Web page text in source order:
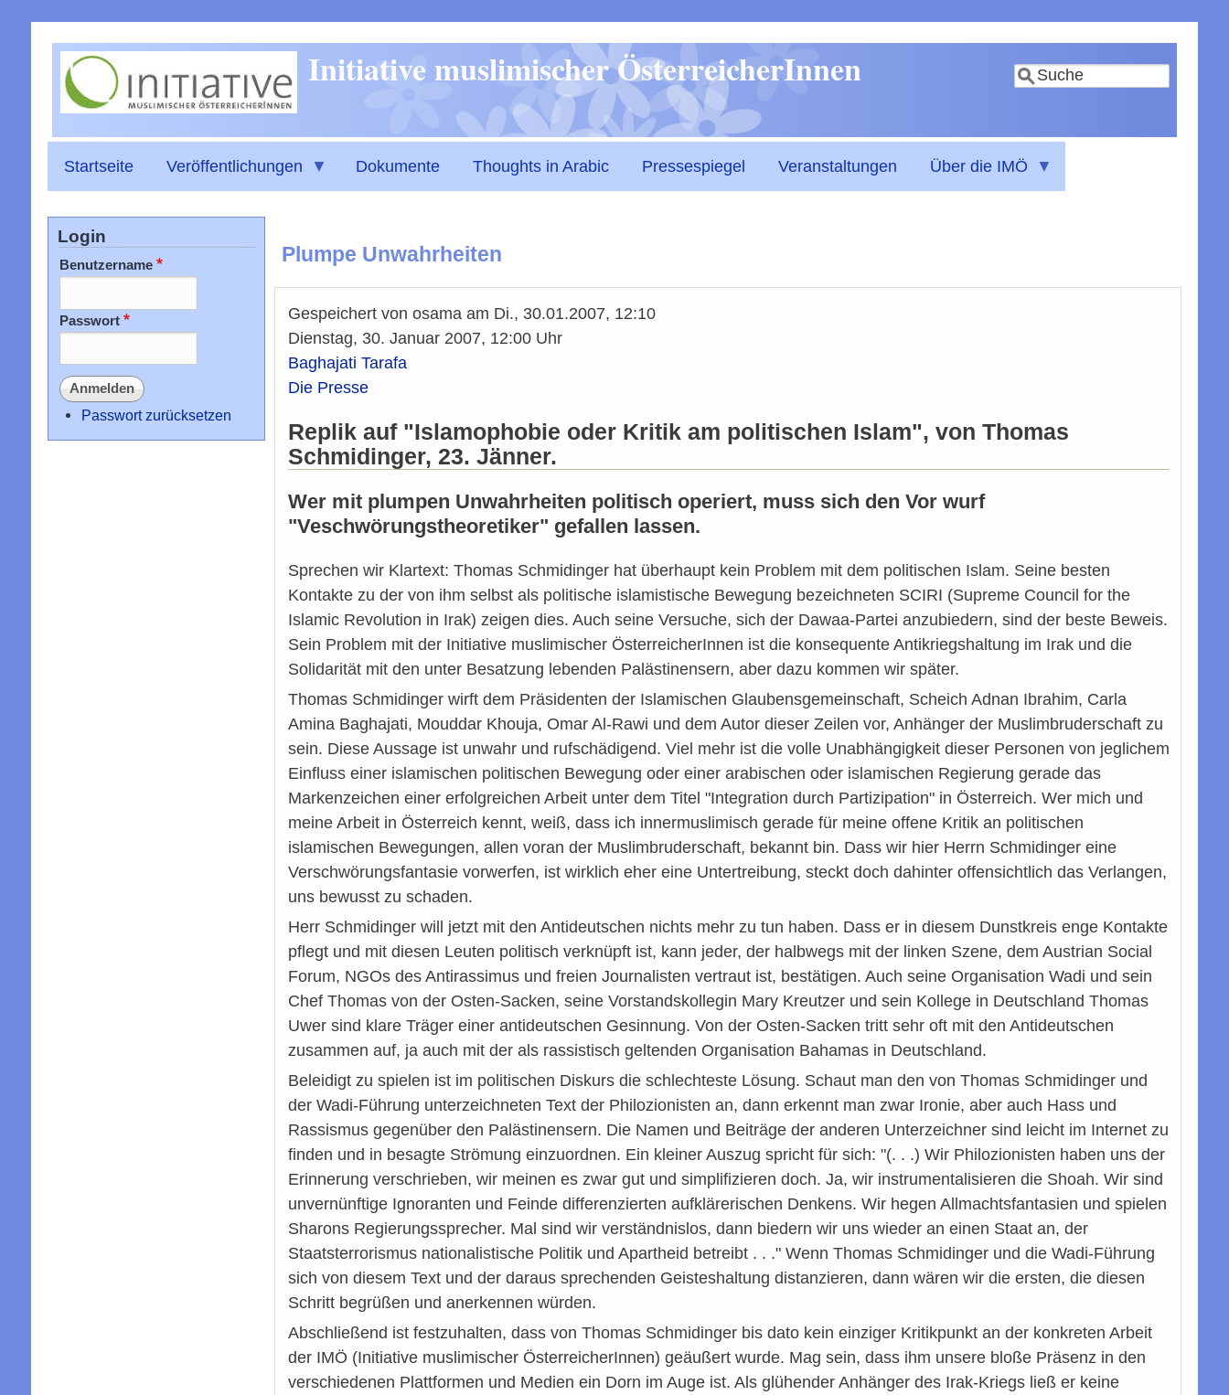
zum
Inhalt
Suche
Initiative muslimischer ÖsterreicherInnen
Startseite Veröffentlichungen Dokumente Thoughts in Arabic Pressespiegel Veranstaltungen Über die IMÖ
Plumpe Unwahrheiten
Gespeichert von osama am Di., 30.01.2007, 12:10
Dienstag, 30. Januar 2007, 12:00 Uhr
Baghajati Tarafa
Die Presse
Replik auf "Islamophobie oder Kritik am politischen Islam", von Thomas
Schmidinger, 23. Jänner.
Wer mit plumpen Unwahrheiten politisch operiert, muss sich den Vor wurf
"Veschwörungstheoretiker" gefallen lassen.
Sprechen wir Klartext: Thomas Schmidinger hat überhaupt kein Problem mit dem politischen Islam. Seine besten
Kontakte zu der von ihm selbst als politische islamistische Bewegung bezeichneten SCIRI (Supreme Council for the
Islamic Revolution in Irak) zeigen dies. Auch seine Versuche, sich der Dawaa-Partei anzubiedern, sind der beste Beweis.
Sein Problem mit der Initiative muslimischer ÖsterreicherInnen ist die konsequente Antikriegshaltung im Irak und die
Solidarität mit den unter Besatzung lebenden Palästinensern, aber dazu kommen wir später.
Thomas Schmidinger wirft dem Präsidenten der Islamischen Glaubensgemeinschaft, Scheich Adnan Ibrahim, Carla
Amina Baghajati, Mouddar Khouja, Omar Al-Rawi und dem Autor dieser Zeilen vor, Anhänger der Muslimbruderschaft zu
sein. Diese Aussage ist unwahr und rufschädigend. Viel mehr ist die volle Unabhängigkeit dieser Personen von jeglichem
Einfluss einer islamischen politischen Bewegung oder einer arabischen oder islamischen Regierung gerade das
Markenzeichen einer erfolgreichen Arbeit unter dem Titel "Integration durch Partizipation" in Österreich. Wer mich und
meine Arbeit in Österreich kennt, weiß, dass ich innermuslimisch gerade für meine offene Kritik an politischen
islamischen Bewegungen, allen voran der Muslimbruderschaft, bekannt bin. Dass wir hier Herrn Schmidinger eine
Verschwörungsfantasie vorwerfen, ist wirklich eher eine Untertreibung, steckt doch dahinter offensichtlich das Verlangen,
uns bewusst zu schaden.
Herr Schmidinger will jetzt mit den Antideutschen nichts mehr zu tun haben. Dass er in diesem Dunstkreis enge Kontakte
pflegt und mit diesen Leuten politisch verknüpft ist, kann jeder, der halbwegs mit der linken Szene, dem Austrian Social
Forum, NGOs des Antirassimus und freien Journalisten vertraut ist, bestätigen. Auch seine Organisation Wadi und sein
Chef Thomas von der Osten-Sacken, seine Vorstandskollegin Mary Kreutzer und sein Kollege in Deutschland Thomas
Uwer sind klare Träger einer antideutschen Gesinnung. Von der Osten-Sacken tritt sehr oft mit den Antideutschen
zusammen auf, ja auch mit der als rassistisch geltenden Organisation Bahamas in Deutschland.
Beleidigt zu spielen ist im politischen Diskurs die schlechteste Lösung. Schaut man den von Thomas Schmidinger und
der Wadi-Führung unterzeichneten Text der Philozionisten an, dann erkennt man zwar Ironie, aber auch Hass und
Rassismus gegenüber den Palästinensern. Die Namen und Beiträge der anderen Unterzeichner sind leicht im Internet zu
finden und in besagte Strömung einzuordnen. Ein kleiner Auszug spricht für sich: "(. . .) Wir Philozionisten haben uns der
Erinnerung verschrieben, wir meinen es zwar gut und simplifizieren doch. Ja, wir instrumentalisieren die Shoah. Wir sind
unvernünftige Ignoranten und Feinde differenzierten aufklärerischen Denkens. Wir hegen Allmachtsfantasien und spielen
Sharons Regierungssprecher. Mal sind wir verständnislos, dann biedern wir uns wieder an einen Staat an, der
Staatsterrorismus nationalistische Politik und Apartheid betreibt . . ." Wenn Thomas Schmidinger und die Wadi-Führung
sich von diesem Text und der daraus sprechenden Geisteshaltung distanzieren, dann wären wir die ersten, die diesen
Schritt begrüßen und anerkennen würden.
Abschließend ist festzuhalten, dass von Thomas Schmidinger bis dato kein einziger Kritikpunkt an der konkreten Arbeit
der IMÖ (Initiative muslimischer ÖsterreicherInnen) geäußert wurde. Mag sein, dass ihm unsere bloße Präsenz in den
verschiedenen Plattformen und Medien ein Dorn im Auge ist. Als glühender Anhänger des Irak-Kriegs ließ er keine
Login
Benutzername
Passwort
Passwort zurücksetzen